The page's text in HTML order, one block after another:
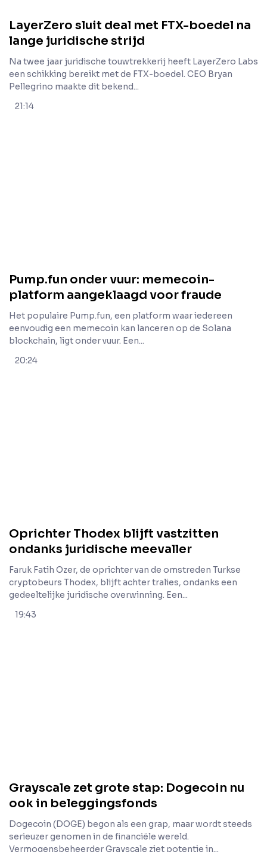
LayerZero sluit deal met FTX-boedel na
lange juridische strijd
Na twee jaar juridische touwtrekkerij heeft LayerZero Labs
een schikking bereikt met de FTX-boedel. CEO Bryan
Pellegrino maakte dit bekend...
21:14
Pump.fun onder vuur: memecoin-
platform aangeklaagd voor fraude
Het populaire Pump.fun, een platform waar iedereen
eenvoudig een memecoin kan lanceren op de Solana
blockchain, ligt onder vuur. Een...
20:24
Oprichter Thodex blijft vastzitten
ondanks juridische meevaller
Faruk Fatih Ozer, de oprichter van de omstreden Turkse
cryptobeurs Thodex, blijft achter tralies, ondanks een
gedeeltelijke juridische overwinning. Een...
19:43
Grayscale zet grote stap: Dogecoin nu
ook in beleggingsfonds
Dogecoin (DOGE) begon als een grap, maar wordt steeds
serieuzer genomen in de financiële wereld.
Vermogensbeheerder Grayscale ziet potentie in...